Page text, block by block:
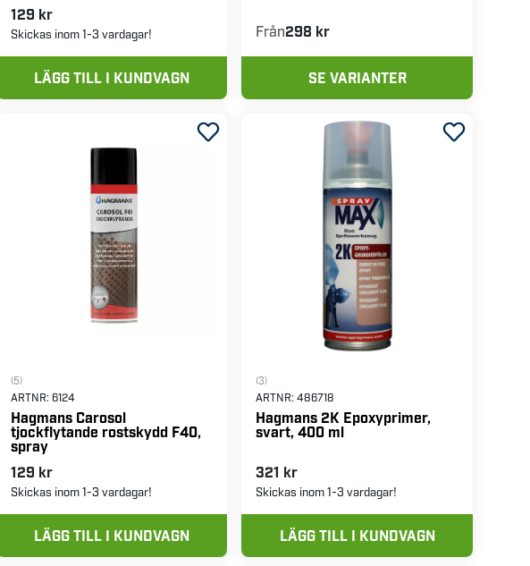
129 kr
Skickas inom 1-3 vardagar!
LÄGG TILL I KUNDVAGN
Från298 kr
SE VARIANTER
(5)
ARTNR: 6124
Hagmans Carosol
tjockflytande rostskydd F40,
spray
129 kr
Skickas inom 1-3 vardagar!
LÄGG TILL I KUNDVAGN
(3)
ARTNR:486718
Hagmans 2K Epoxyprimer,
svart, 400 ml
321 kr
Skickas inom 1-3 vardagar!
LÄGG TILL I KUNDVAGN